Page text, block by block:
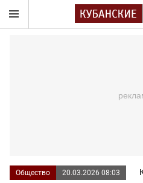
Общество 20.03.2026 08:03